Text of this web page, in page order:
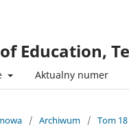
Education,
Aktualny numer
/ Archiwum / Tom